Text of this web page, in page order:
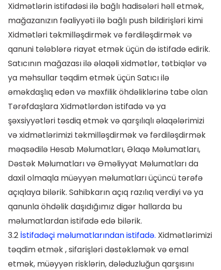
Xidmətlərin istifadəsi ilə bağlı hadisələri həll etmək,
mağazanızın fəaliyyəti ilə bağlı push bildirişləri kimi
Xidmətləri təkmilləşdirmək və fərdiləşdirmək və
qanuni tələblərə riayət etmək üçün də istifadə edirik.
Satıcının mağazası ilə əlaqəli xidmətlər, tətbiqlər və
ya məhsullar təqdim etmək üçün Satıcı ilə
əməkdaşlıq edən və məxfilik öhdəliklərinə tabe olan
Tərəfdaşlara Xidmətlərdən istifadə və ya
şəxsiyyətləri təsdiq etmək və qarşılıqlı əlaqələrimizi
və xidmətlərimizi təkmilləşdirmək və fərdiləşdirmək
məqsədilə Hesab Məlumatları, Əlaqə Məlumatları,
Dəstək Məlumatları və Əməliyyat Məlumatları da
daxil olmaqla müəyyən məlumatları üçüncü tərəfə
açıqlaya bilərik. Sahibkarın açıq razılıq verdiyi və ya
qanunla öhdəlik daşıdığımız digər hallarda bu
məlumatlardan istifadə edə bilərik.
3.2 İstifadəçi məlumatlarından istifadə. Xidmətlərimizi
təqdim etmək , sifarişləri dəstəkləmək və emal
etmək, müəyyən risklərin, dələduzluğun qarşısını